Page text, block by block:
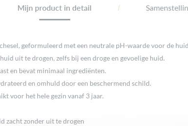
Mijn product in detail
geformuleerd met een neutrale pH-waarde voor de
uit te drogen, zelfs bij een droge en gevoelige huid.
en bevat minimaal ingrediënten.
en omhuld door een beschermend schild.
voor het hele gezin vanaf 3 jaar.
zacht zonder uit te drogen